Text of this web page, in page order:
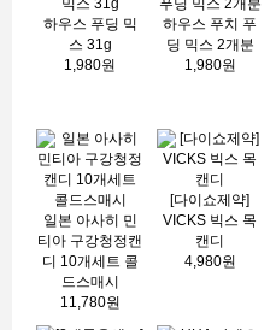
하우스 푸딩 믹
스 31g
1,980원
하우스 푸치 푸
딩 믹스 2개분
1,980원
일본 아사히 민
티아 구강청정캔
디 10개세트 콜
드스매시
11,780원
[다이쇼제약]
VICKS 빅스 목
캔디
4,980원